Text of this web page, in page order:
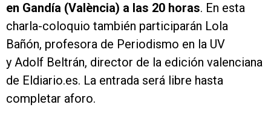
en Gandía (València) a las 20 horas. En esta
charla-coloquio también participarán Lola
Bañón, profesora de Periodismo en la UV
y Adolf Beltrán, director de la edición valenciana
de Eldiario.es. La entrada será libre hasta
completar aforo.